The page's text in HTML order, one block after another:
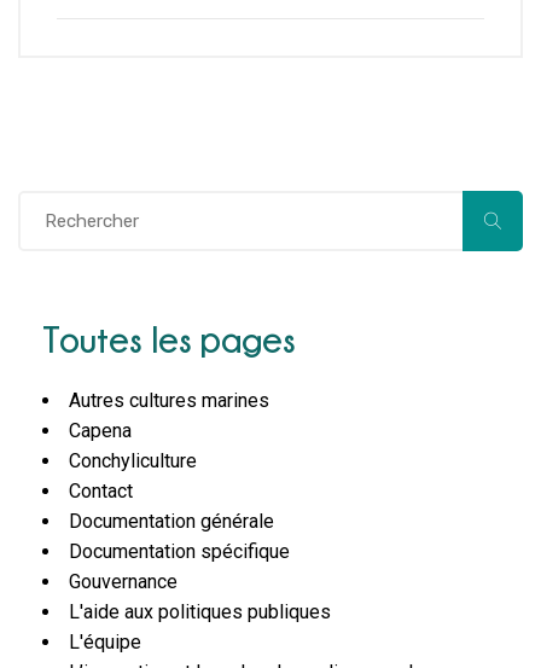
Toutes les pages
Autres cultures marines
Capena
Conchyliculture
Contact
Documentation générale
Documentation spécifique
Gouvernance
L'aide aux politiques publiques
L'équipe